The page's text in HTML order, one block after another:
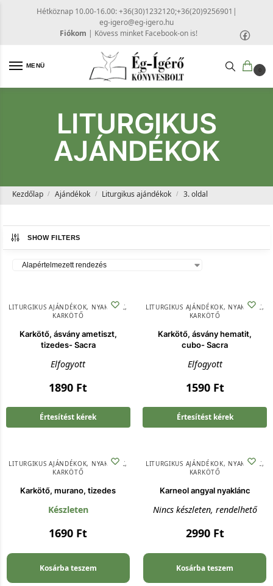
Hétköznap 10.00-16.00: +36(30)1232120;+36(20)9256901 |
eg-igero@eg-igero.hu
Fiókom | Kövess minket Facebook-on is!
MENÜ
0
LITURGIKUS
AJÁNDÉKOK
Kezdőlap / Ajándékok / Liturgikus ajándékok / 3. oldal
SHOW FILTERS
LITURGIKUS AJÁNDÉKOK, NYAKLÁNC,
KARKÖTŐ
Karkötő, ásvány ametiszt,
tizedes- Sacra
Elfogyott
1890 Ft
Értesítést kérek
LITURGIKUS AJÁNDÉKOK, NYAKLÁNC,
KARKÖTŐ
Karkötő, ásvány hematit,
cubo- Sacra
Elfogyott
1590 Ft
Értesítést kérek
LITURGIKUS AJÁNDÉKOK, NYAKLÁNC,
KARKÖTŐ
Karkötő, murano, tizedes
Készleten
1690 Ft
Kosárba teszem
LITURGIKUS AJÁNDÉKOK, NYAKLÁNC,
KARKÖTŐ
Karneol angyal nyaklánc
Nincs készleten, rendelhető
2990 Ft
Kosárba teszem